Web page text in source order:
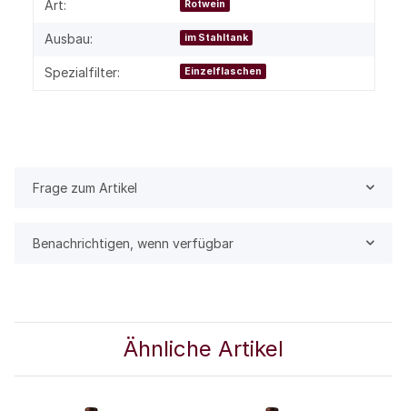
Art: Rotwein
Ausbau: im Stahltank
Spezialfilter: Einzelflaschen
Frage zum Artikel
Benachrichtigen, wenn verfügbar
Ähnliche Artikel